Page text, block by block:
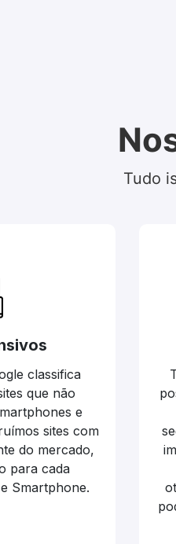
Tudo
classifica
que não
e
sites com
do mercado,
para cada
Smartphone.